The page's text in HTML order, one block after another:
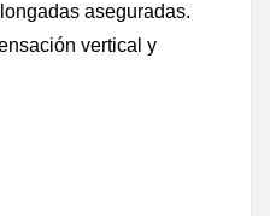
aseguradas.
vertical y